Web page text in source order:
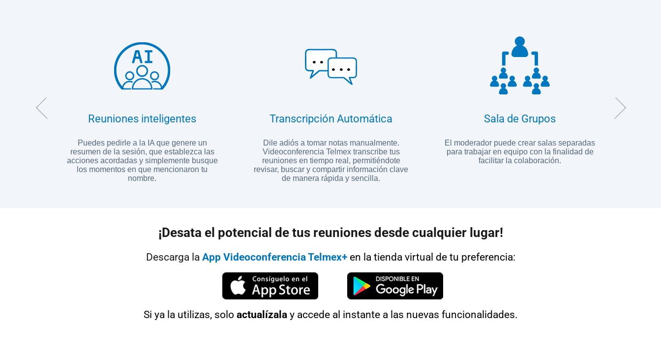
Reuniones inteligentes
Puedes pedirle a la IA que genere un
resumen de la sesión, que establezca las
acciones acordadas y simplemente busque
los momentos en que mencionaron tu
nombre.
Transcripción Automática
Dile adiós a tomar notas manualmente.
Videoconferencia Telmex transcribe tus
reuniones en tiempo real, permitiéndote
revisar, buscar y compartir información clave
de manera rápida y sencilla.
Sala de Grupos
El moderador puede crear salas separadas
para trabajar en equipo con la finalidad de
facilitar la colaboración.
¡Desata el potencial de tus reuniones desde cualquier lugar!
Descarga la App Videoconferencia Telmex+ en la tienda virtual de tu preferencia:
Si ya la utilizas, solo actualízalay accede al instante a las nuevas funcionalidades.